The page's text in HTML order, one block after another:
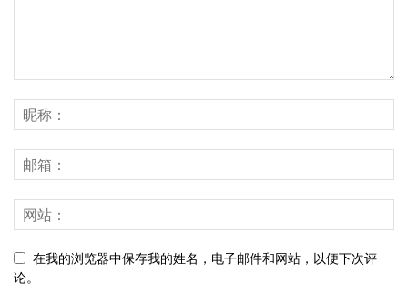
在我的浏览器中保存我的姓名，电子邮件和网站，以便下次评
论。